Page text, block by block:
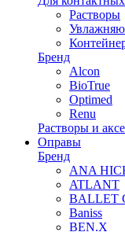
Растворы
Бренд
Alcon
BioTrue
Optimed
Renu
Растворы и
Оправы
Бренд
ANA
ATLANT
BALLET
Baniss
BEN.X